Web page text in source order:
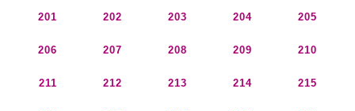
201 202 203 204 205
206 207 208 209 210
211 212 213 214 215